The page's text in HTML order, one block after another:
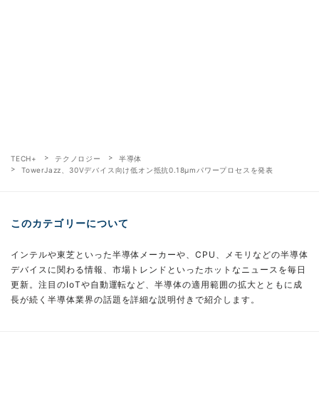
TECH+ テクノロジー
半導体
TowerJazz、30Vデバイス向け低オン抵抗0.18μmパワープロセスを発表
このカテゴリーについて
インテルや東芝といった半導体メーカーや、CPU、メモリなどの半導体
デバイスに関わる情報、市場トレンドといったホットなニュースを毎日
更新。注目のIoTや自動運転など、半導体の適用範囲の拡大とともに成
長が続く半導体業界の話題を詳細な説明付きで紹介します。